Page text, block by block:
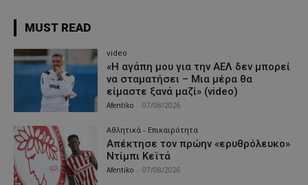
MUST READ
video
«Η αγάπη μου για την ΑΕΛ δεν μπορεί
να σταματήσει – Μια μέρα θα
είμαστε ξανά μαζί» (video)
Afentiko 07/08/2026
Αθλητικά - Επικαιρότητα
Απέκτησε τον πρώην «ερυθρόλευκο»
Ντίμπι Κεϊτά
Afentiko 07/08/2026